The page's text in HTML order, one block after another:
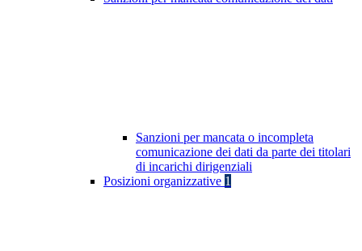
Sanzioni per mancata o incompleta
comunicazione dei dati da parte dei titolari
di incarichi dirigenziali
Posizioni organizzative 1